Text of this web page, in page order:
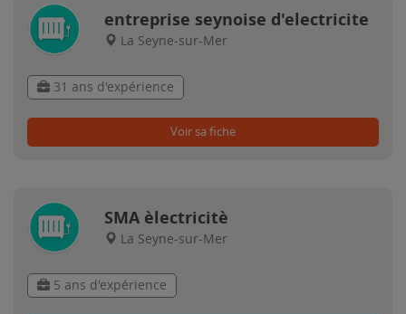
entreprise seynoise d'electricite
La Seyne-sur-Mer
31 ans d'expérience
Voir sa fiche
SMA èlectricitè
La Seyne-sur-Mer
5 ans d'expérience